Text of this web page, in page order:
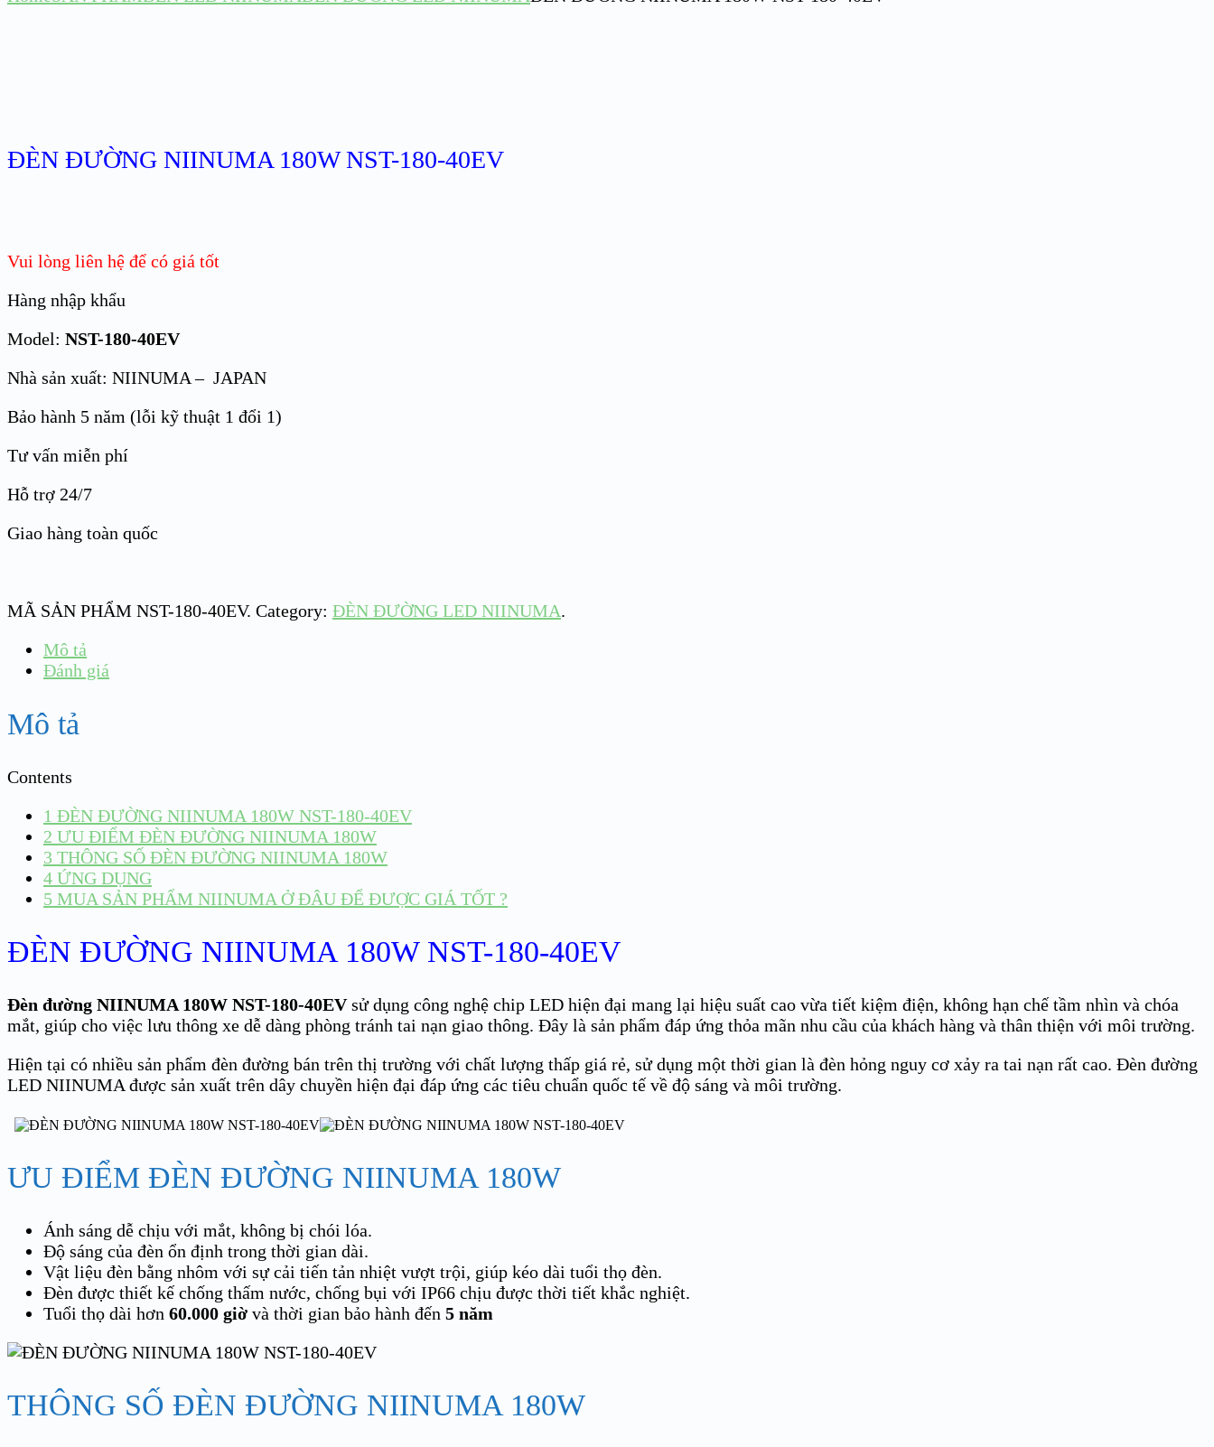
ĐÈN ĐƯỜNG NIINUMA 180W NST-180-40EV
Vui lòng liên hệ để có giá tốt
Hàng nhập khẩu
Model: NST-180-40EV
Nhà sản xuất: NIINUMA – JAPAN
Bảo hành 5 năm (lỗi kỹ thuật 1 đổi 1)
Tư vấn miễn phí
Hỗ trợ 24/7
Giao hàng toàn quốc
MÃ SẢN PHẨM NST-180-40EV. Category: ĐÈN ĐƯỜNG LED NIINUMA.
Mô tả
Đánh giá
Mô tả
Contents
1 ĐÈN ĐƯỜNG NIINUMA 180W NST-180-40EV
2 ƯU ĐIỂM ĐÈN ĐƯỜNG NIINUMA 180W
3 THÔNG SỐ ĐÈN ĐƯỜNG NIINUMA 180W
4 ỨNG DỤNG
5 MUA SẢN PHẨM NIINUMA Ở ĐÂU ĐỂ ĐƯỢC GIÁ TỐT ?
ĐÈN ĐƯỜNG NIINUMA 180W NST-180-40EV
Đèn đường NIINUMA 180W NST-180-40EVsử dụng công nghệ chip LED hiện đại mang lại hiệu suất cao vừa tiết kiệm điện, không hạn chế tầm nhìn và chóa
mắt, giúp cho việc lưu thông xe dễ dàng phòng tránh tai nạn giao thông. Đây là sản phẩm đáp ứng thỏa mãn nhu cầu của khách hàng và thân thiện với môi trường.
Hiện tại có nhiều sản phẩm đèn đường bán trên thị trường với chất lượng thấp giá rẻ, sử dụng một thời gian là đèn hỏng nguy cơ xảy ra tai nạn rất cao. Đèn đường
LED NIINUMA được sản xuất trên dây chuyền hiện đại đáp ứng các tiêu chuẩn quốc tế về độ sáng và môi trường.
ƯU ĐIỂM ĐÈN ĐƯỜNG NIINUMA 180W
Ánh sáng dễ chịu với mắt, không bị chói lóa.
Độ sáng của đèn ổn định trong thời gian dài.
Vật liệu đèn bằng nhôm với sự cải tiến tản nhiệt vượt trội, giúp kéo dài tuổi thọ đèn.
Đèn được thiết kế chống thấm nước, chống bụi với IP66 chịu được thời tiết khắc nghiệt.
Tuổi thọ dài hơn 60.000 giờ và thời gian bảo hành đến 5 năm
THÔNG SỐ ĐÈN ĐƯỜNG NIINUMA 180W